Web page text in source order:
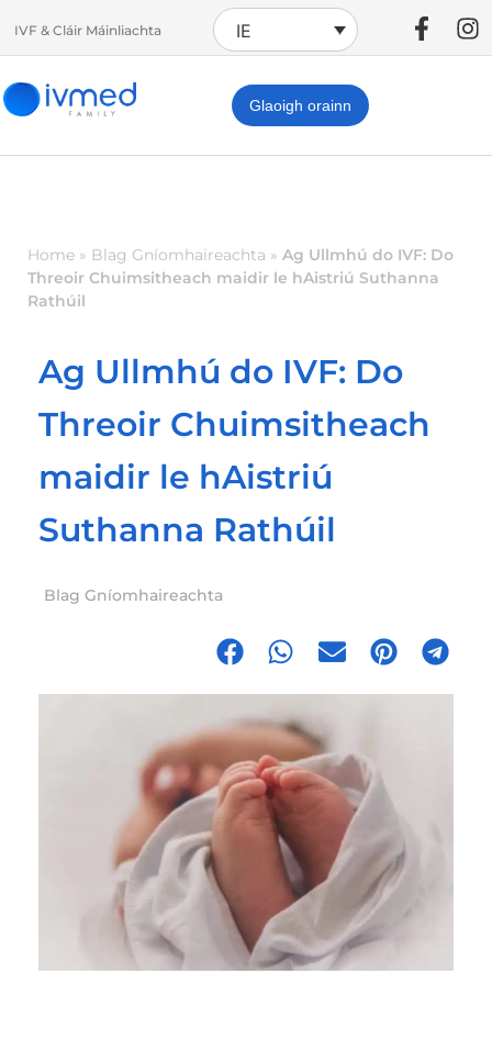
IVF & Cláir Máinliachta IE
Glaoigh orainn
Home » Blag Gníomhaireachta » Ag Ullmhú do IVF: Do
Threoir Chuimsitheach maidir le hAistriú Suthanna
Rathúil
Ag Ullmhú do IVF: Do
Threoir Chuimsitheach
maidir le hAistriú
Suthanna Rathúil
Blag Gníomhaireachta